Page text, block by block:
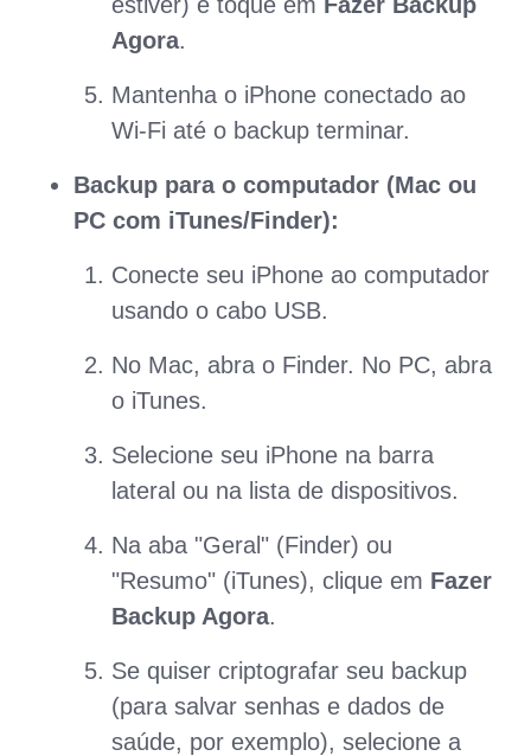
Agora.
Mantenha o iPhone conectado ao
Wi-Fi até o backup terminar.
Backup para o computador (Mac ou
PC com iTunes/Finder):
Conecte seu iPhone ao computador
usando o cabo USB.
No Mac, abra o Finder. No PC, abra
o iTunes.
Selecione seu iPhone na barra
lateral ou na lista de dispositivos.
Na aba "Geral" (Finder) ou
"Resumo" (iTunes), clique em Fazer
Backup Agora.
Se quiser criptografar seu backup
(para salvar senhas e dados de
saúde, por exemplo), selecione a